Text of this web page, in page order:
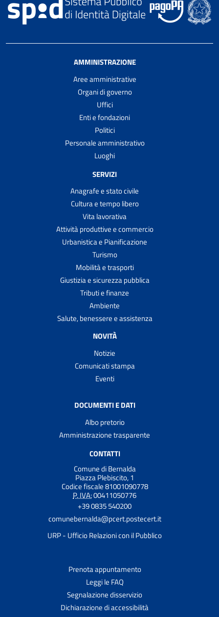
AMMINISTRAZIONE
Aree amministrative
Organi di governo
Uffici
Enti e fondazioni
Politici
Personale amministrativo
Luoghi
SERVIZI
Anagrafe e stato civile
Cultura e tempo libero
Vita lavorativa
Attività produttive e commercio
Urbanistica e Pianificazione
Turismo
Mobilità e trasporti
Giustizia e sicurezza pubblica
Tributi e finanze
Ambiente
Salute, benessere e assistenza
NOVITÀ
Notizie
Comunicati stampa
Eventi
DOCUMENTI E DATI
Albo pretorio
Amministrazione trasparente
CONTATTI
Comune di Bernalda
Piazza Plebiscito, 1
Codice fiscale 81001090778
P. IVA:00411050776
+39 0835 540200
comunebernalda@pcert.postecert.it
URP - Ufficio Relazioni con il Pubblico
Prenota appuntamento
Leggi le FAQ
Segnalazione disservizio
Dichiarazione di accessibilità